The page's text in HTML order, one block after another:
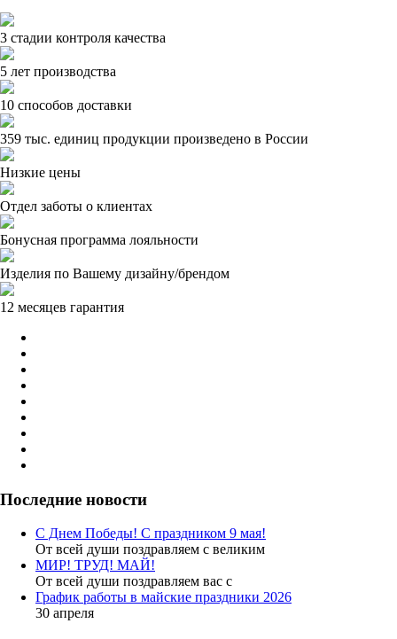
3 стадии контроля качества
5 лет производства
10 способов доставки
359 тыс. единиц продукции произведено в России
Низкие цены
Отдел заботы о клиентах
Бонусная программа лояльности
Изделия по Вашему дизайну/брендом
12 месяцев гарантия
Последние новости
С Днем Победы! С праздником 9 мая!
От всей души поздравляем с великим
МИР! ТРУД! МАЙ!
От всей души поздравляем вас с
График работы в майские праздники 2026
30 апреля